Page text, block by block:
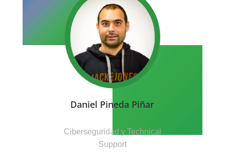
Daniel Pineda Piñar
Ciberseguridad y Technical
Support